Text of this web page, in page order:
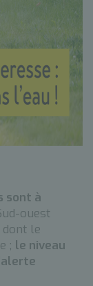
sont à
ouest
dont le
; le niveau